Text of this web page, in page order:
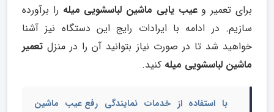
برای تعمیر وعیب یابی ماشین لباسشویی میله را برآورده
سازیم. در ادامه با ایرادات رایج این دستگاه نیز آشنا
خواهید شد تا در صورت نیاز بتوانید آن را در منزل تعمیر
ماشین لباسشویی میله کنید.
با استفاده از خدمات نمایندگی رفع عیب ماشین